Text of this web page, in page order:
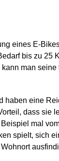
eines E-
bis zu 25
man
haben eine
dass sie
mal
spielt, sich